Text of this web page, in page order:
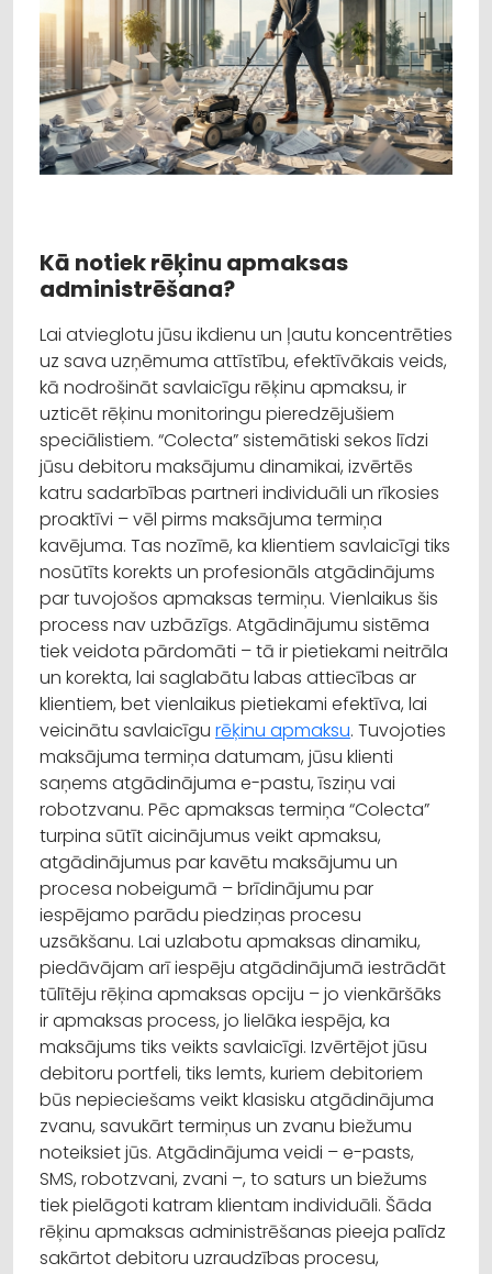
Kā notiek rēķinu apmaksas
administrēšana?
Lai atvieglotu jūsu ikdienu un ļautu koncentrēties
uz sava uzņēmuma attīstību, efektīvākais veids,
kā nodrošināt savlaicīgu rēķinu apmaksu, ir
uzticēt rēķinu monitoringu pieredzējušiem
speciālistiem. “Colecta” sistemātiski sekos līdzi
jūsu debitoru maksājumu dinamikai, izvērtēs
katru sadarbības partneri individuāli un rīkosies
proaktīvi – vēl pirms maksājuma termiņa
kavējuma. Tas nozīmē, ka klientiem savlaicīgi tiks
nosūtīts korekts un profesionāls atgādinājums
par tuvojošos apmaksas termiņu. Vienlaikus šis
process nav uzbāzīgs. Atgādinājumu sistēma
tiek veidota pārdomāti – tā ir pietiekami neitrāla
un korekta, lai saglabātu labas attiecības ar
klientiem, bet vienlaikus pietiekami efektīva, lai
veicinātu savlaicīgu rēķinu apmaksu. Tuvojoties
maksājuma termiņa datumam, jūsu klienti
saņems atgādinājuma e-pastu, īsziņu vai
robotzvanu. Pēc apmaksas termiņa “Colecta”
turpina sūtīt aicinājumus veikt apmaksu,
atgādinājumus par kavētu maksājumu un
procesa nobeigumā – brīdinājumu par
iespējamo parādu piedziņas procesu
uzsākšanu. Lai uzlabotu apmaksas dinamiku,
piedāvājam arī iespēju atgādinājumā iestrādāt
tūlītēju rēķina apmaksas opciju – jo vienkāršāks
ir apmaksas process, jo lielāka iespēja, ka
maksājums tiks veikts savlaicīgi. Izvērtējot jūsu
debitoru portfeli, tiks lemts, kuriem debitoriem
būs nepieciešams veikt klasisku atgādinājuma
zvanu, savukārt termiņus un zvanu biežumu
noteiksiet jūs. Atgādinājuma veidi – e-pasts,
SMS, robotzvani, zvani –, to saturs un biežums
tiek pielāgoti katram klientam individuāli. Šāda
rēķinu apmaksas administrēšanas pieeja palīdz
sakārtot debitoru uzraudzības procesu,